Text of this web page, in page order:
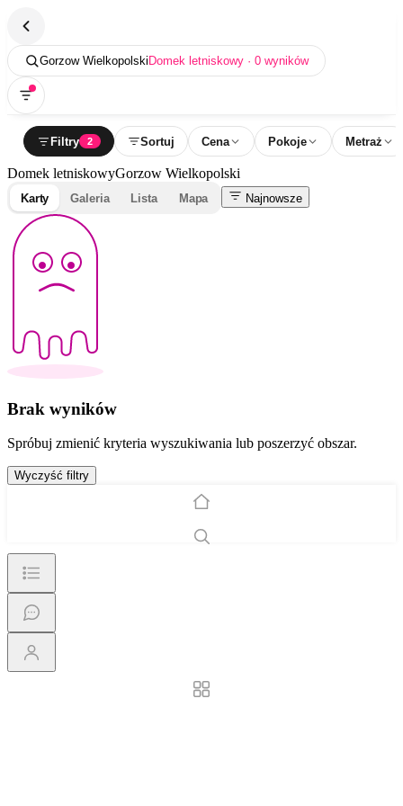
Gorzow Wielkopolski Domek letniskowy · 0 wyników
Filtry 2 Sortuj Cena Pokoje Metraż
Domek letniskowyGorzow Wielkopolski
Karty Galeria Lista Mapa Najnowsze
Brak wyników
Spróbuj zmienić kryteria wyszukiwania lub poszerzyć obszar.
Wyczyść filtry